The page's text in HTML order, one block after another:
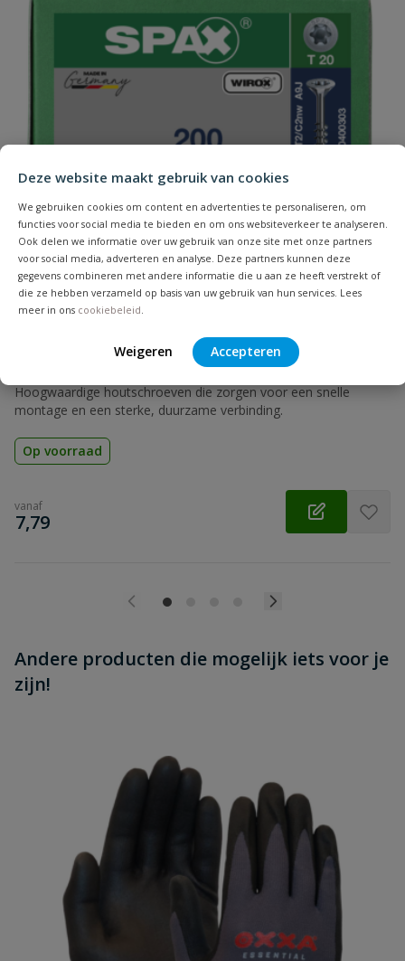
Deze website maakt gebruik van cookies
We gebruiken cookies om content en advertenties te personaliseren, om
functies voor social media te bieden en om ons websiteverkeer te analyseren.
Ook delen we informatie over uw gebruik van onze site met onze partners
voor social media, adverteren en analyse. Deze partners kunnen deze
gegevens combineren met andere informatie die u aan ze heeft verstrekt of
die ze hebben verzameld op basis van uw gebruik van hun services. Lees
meer in ons cookiebeleid
Weigeren Accepteren
Samenvatting
Beoordeling
Beoordeling versturen
Spax spaanplaatschroeven T-STAR verzinkt
Hoogwaardige houtschroeven die zorgen voor een snelle
montage en een sterke, duurzame verbinding.
Op voorraad
vanaf
€
7,79
Andere producten die mogelijk iets voor je
zijn!